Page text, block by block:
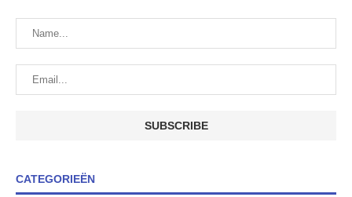
CATEGORIEËN